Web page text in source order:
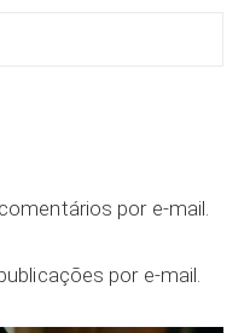
por e-mail.
por e-mail.